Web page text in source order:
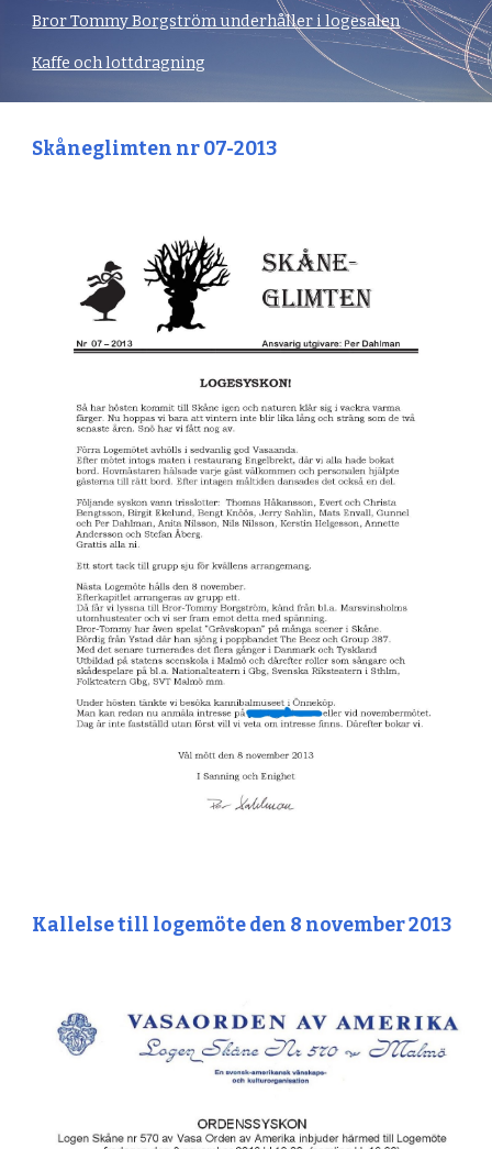
Bror Tommy Borgström underhåller i logesalen
Kaffe och lottdragning
Skåneglimten nr 07-2013
Kallelse till logemöte den 8 november 2013